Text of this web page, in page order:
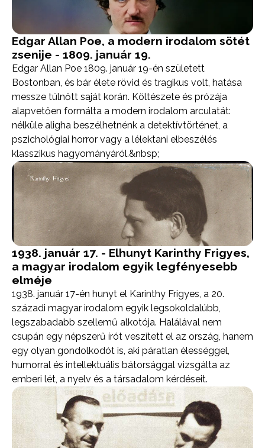
Edgar Allan Poe, a modern irodalom sötét
zsenije - 1809. január 19.
Edgar Allan Poe 1809. január 19-én született
Bostonban, és bár élete rövid és tragikus volt, hatása
messze túlnőtt saját korán. Költészete és prózája
alapvetően formálta a modern irodalom arculatát:
nélküle aligha beszélhetnénk a detektívtörténet, a
pszichológiai horror vagy a lélektani elbeszélés
klasszikus hagyományáról.&nbsp;
1938. január 17. - Elhunyt Karinthy Frigyes,
a magyar irodalom egyik legfényesebb
elméje
1938. január 17-én hunyt el Karinthy Frigyes, a 20.
századi magyar irodalom egyik legsokoldalúbb,
legszabadabb szellemű alkotója. Halálával nem
csupán egy népszerű írót veszített el az ország, hanem
egy olyan gondolkodót is, aki páratlan élességgel,
humorral és intellektuális bátorsággal vizsgálta az
emberi lét, a nyelv és a társadalom kérdéseit.